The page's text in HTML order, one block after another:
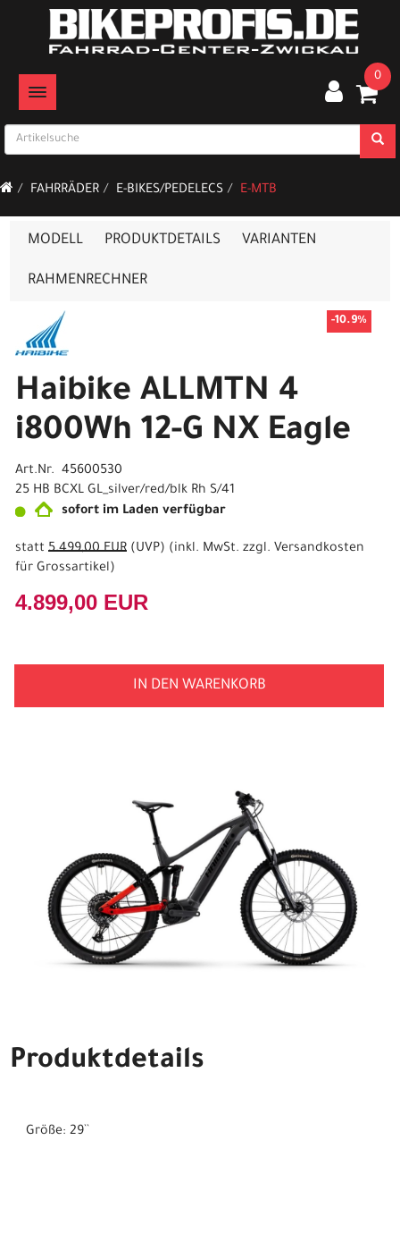
TOGGLE NAVIGATION
0
FAHRRÄDER E-BIKES/PEDELECS E-MTB
MODELL PRODUKTDETAILS VARIANTEN
RAHMENRECHNER
-10.9%
Haibike ALLMTN 4
i800Wh 12-G NX Eagle
Art.Nr. 45600530
25 HB BCXL GL_silver/red/blk Rh S/41
sofort im Laden verfügbar
statt 5.499,00 EUR (UVP) (inkl. MwSt. zzgl. Versandkosten
für Grossartikel)
4.899,00 EUR
IN DEN WARENKORB
Produktdetails
Größe: 29``